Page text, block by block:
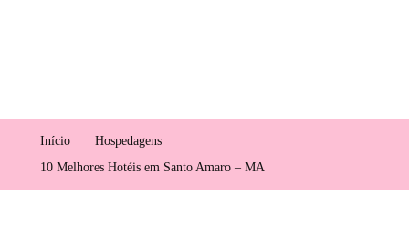
Início
Hospedagens
10 Melhores Hotéis em Santo Amaro – MA